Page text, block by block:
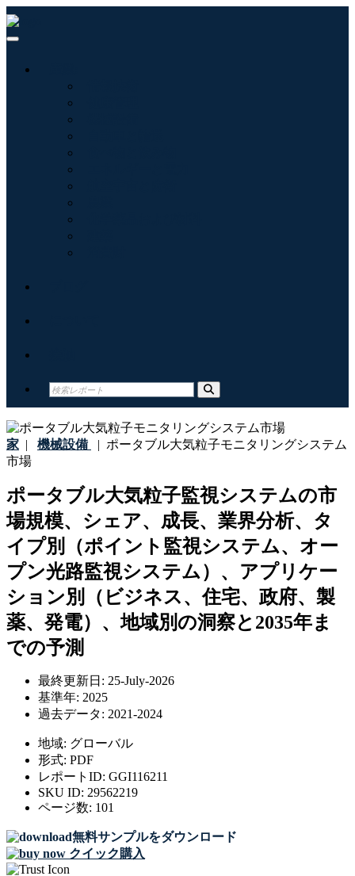
家 | 機械設備 | ポータブル大気粒子モニタリングシステム
市場
ポータブル大気粒子監視システムの市
場規模、シェア、成長、業界分析、タ
イプ別（ポイント監視システム、オー
プン光路監視システム）、アプリケー
ション別（ビジネス、住宅、政府、製
薬、発電）、地域別の洞察と2035年ま
での予測
最終更新日: 25-July-2026
基準年: 2025
過去データ: 2021-2024
地域: グローバル
形式: PDF
レポートID: GGI116211
SKU ID: 29562219
ページ数: 101
無料サンプルをダウンロード
クイック購入